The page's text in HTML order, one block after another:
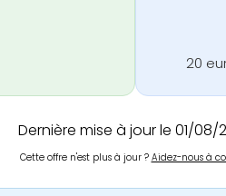
20
Dernière mise à jour le 01/08/
Cette offre n'est plus à jour ? Aidez-nous à